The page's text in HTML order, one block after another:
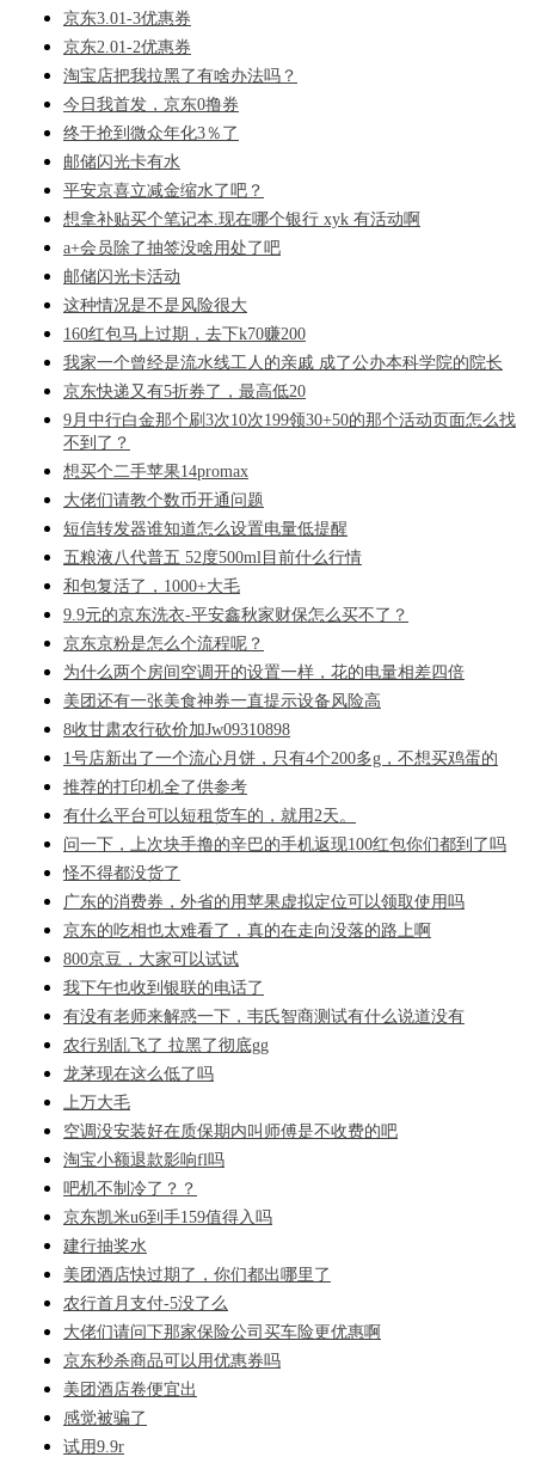
京东3.01-3优惠券
京东2.01-2优惠券
淘宝店把我拉黑了有啥办法吗？
今日我首发，京东0撸券
终于抢到微众年化3％了
邮储闪光卡有水
平安京喜立减金缩水了吧？
想拿补贴买个笔记本.现在哪个银行 xyk 有活动啊
a+会员除了抽签没啥用处了吧
邮储闪光卡活动
这种情况是不是风险很大
160红包马上过期，去下k70赚200
我家一个曾经是流水线工人的亲戚 成了公办本科学院的院长
京东快递又有5折券了，最高低20
9月中行白金那个刷3次10次199领30+50的那个活动页面怎么找
不到了？
想买个二手苹果14promax
大佬们请教个数币开通问题
短信转发器谁知道怎么设置电量低提醒
五粮液八代普五 52度500ml目前什么行情
和包复活了，1000+大毛
9.9元的京东洗衣-平安鑫秋家财保怎么买不了？
京东京粉是怎么个流程呢？
为什么两个房间空调开的设置一样，花的电量相差四倍
美团还有一张美食神券一直提示设备风险高
8收甘肃农行砍价加Jw09310898
1号店新出了一个流心月饼，只有4个200多g，不想买鸡蛋的
推荐的打印机全了供参考
有什么平台可以短租货车的，就用2天。
问一下，上次块手撸的辛巴的手机返现100红包你们都到了吗
怪不得都没货了
广东的消费券，外省的用苹果虚拟定位可以领取使用吗
京东的吃相也太难看了，真的在走向没落的路上啊
800京豆，大家可以试试
我下午也收到银联的电话了
有没有老师来解惑一下，韦氏智商测试有什么说道没有
农行别乱飞了 拉黑了彻底gg
龙茅现在这么低了吗
上万大毛
空调没安装好在质保期内叫师傅是不收费的吧
淘宝小额退款影响fl吗
吧机不制冷了？？
京东凯米u6到手159值得入吗
建行抽奖水
美团酒店快过期了，你们都出哪里了
农行首月支付-5没了么
大佬们请问下那家保险公司买车险更优惠啊
京东秒杀商品可以用优惠券吗
美团酒店卷便宜出
感觉被骗了
试用9.9r